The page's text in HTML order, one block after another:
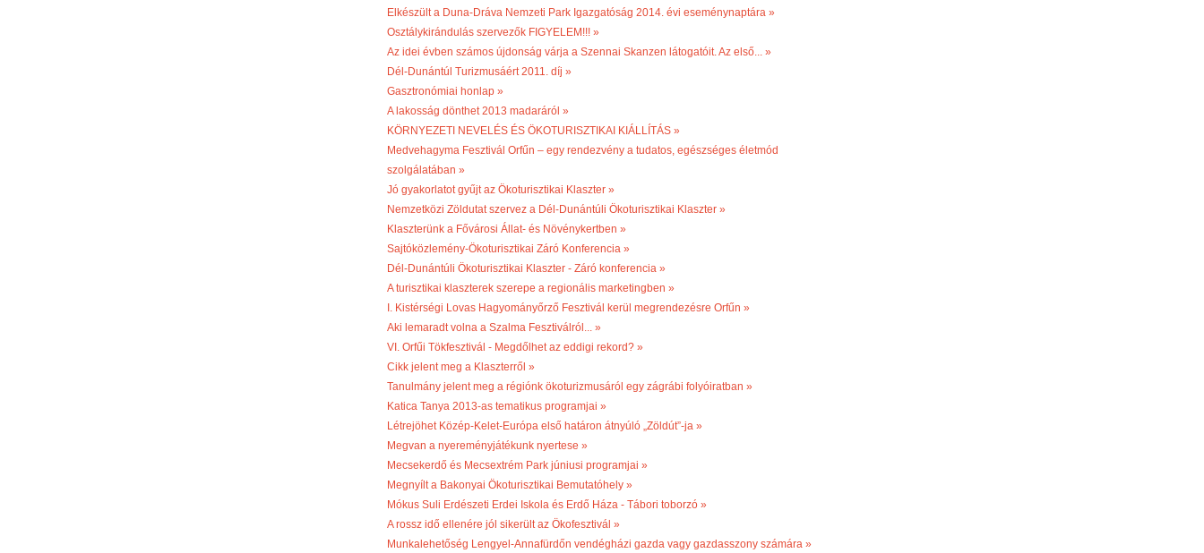
Elkészült a Duna-Dráva Nemzeti Park Igazgatóság 2014. évi eseménynaptára »
Osztálykirándulás szervezők FIGYELEM!!! »
Az idei évben számos újdonság várja a Szennai Skanzen látogatóit. Az első... »
Dél-Dunántúl Turizmusáért 2011. díj »
Gasztronómiai honlap »
A lakosság dönthet 2013 madaráról »
KÖRNYEZETI NEVELÉS ÉS ÖKOTURISZTIKAI KIÁLLÍTÁS »
Medvehagyma Fesztivál Orfűn – egy rendezvény a tudatos, egészséges életmód
szolgálatában »
Jó gyakorlatot gyűjt az Ökoturisztikai Klaszter »
Nemzetközi Zöldutat szervez a Dél-Dunántúli Ökoturisztikai Klaszter »
Klaszterünk a Fővárosi Állat- és Növénykertben »
Sajtóközlemény-Ökoturisztikai Záró Konferencia »
Dél-Dunántúli Ökoturisztikai Klaszter - Záró konferencia »
A turisztikai klaszterek szerepe a regionális marketingben »
I. Kistérségi Lovas Hagyományőrző Fesztivál kerül megrendezésre Orfűn »
Aki lemaradt volna a Szalma Fesztiválról... »
VI. Orfűi Tökfesztivál - Megdőlhet az eddigi rekord? »
Cikk jelent meg a Klaszterről »
Tanulmány jelent meg a régiónk ökoturizmusáról egy zágrábi folyóiratban »
Katica Tanya 2013-as tematikus programjai »
Létrejöhet Közép-Kelet-Európa első határon átnyúló „Zöldút”-ja »
Megvan a nyereményjátékunk nyertese »
Mecsekerdő és Mecsextrém Park júniusi programjai »
Megnyílt a Bakonyai Ökoturisztikai Bemutatóhely »
Mókus Suli Erdészeti Erdei Iskola és Erdő Háza - Tábori toborzó »
A rossz idő ellenére jól sikerült az Ökofesztivál »
Munkalehetőség Lengyel-Annafürdőn vendégházi gazda vagy gazdasszony számára »